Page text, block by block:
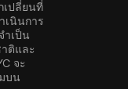
ปลี่ยนที่
เนินการ
ำเป็น
ติและ
จะ
บน